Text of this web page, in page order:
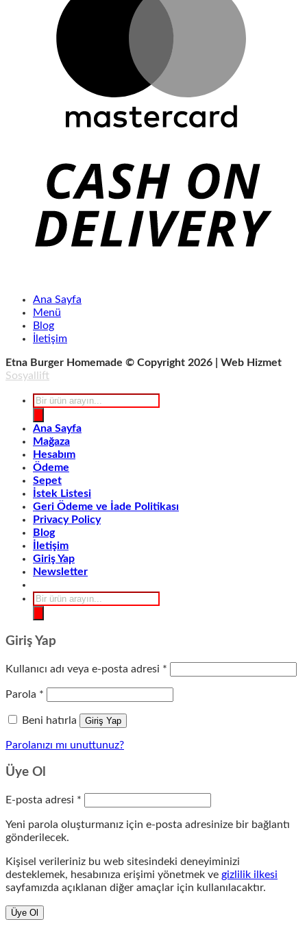
Ana Sayfa
Menü
Blog
İletişim
Etna Burger Homemade © Copyright 2026 | Web Hizmet
Sosyallift
Products
search
Ana Sayfa
Mağaza
Hesabım
Ödeme
Sepet
İstek Listesi
Geri Ödeme ve İade Politikası
Privacy Policy
Blog
İletişim
Giriş Yap
Newsletter
Products
search
Giriş Yap
Kullanıcı adı veya e-posta adresi *
Parola *
Beni hatırla Giriş Yap
Parolanızı mı unuttunuz?
Üye Ol
E-posta adresi *
Yeni parola oluşturmanız için e-posta adresinize bir bağlantı
gönderilecek.
Kişisel verileriniz bu web sitesindeki deneyiminizi
desteklemek, hesabınıza erişimi yönetmek ve gizlilik ilkesi
sayfamızda açıklanan diğer amaçlar için kullanılacaktır.
Üye Ol